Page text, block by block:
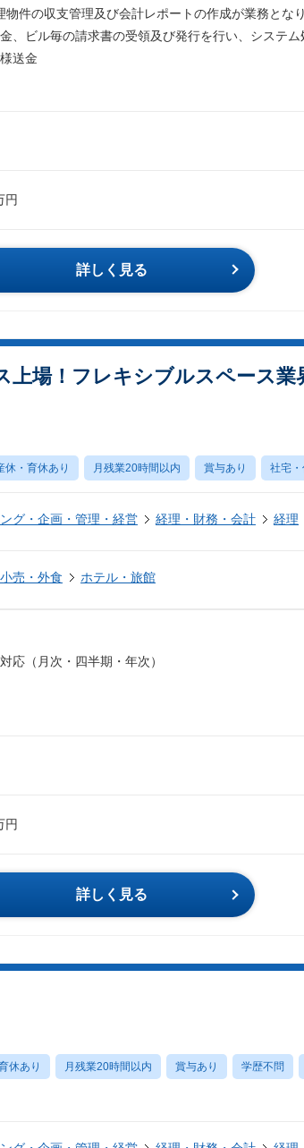
物件の収支管理及び会計レポートの作成が業務とな
、ビル毎の請求書の受領及び発行を行い、システム
送金
円
詳しく見る
上場！フレキシブルスペース
休・育休あり 月残業20時間以内 賞与あり 社宅
グ・企画・管理・経営 経理・財務・会計 経理
売・外食 ホテル・旅館
応（月次・四半期・年次）
円
詳しく見る
休あり 月残業20時間以内 賞与あり 学歴不問